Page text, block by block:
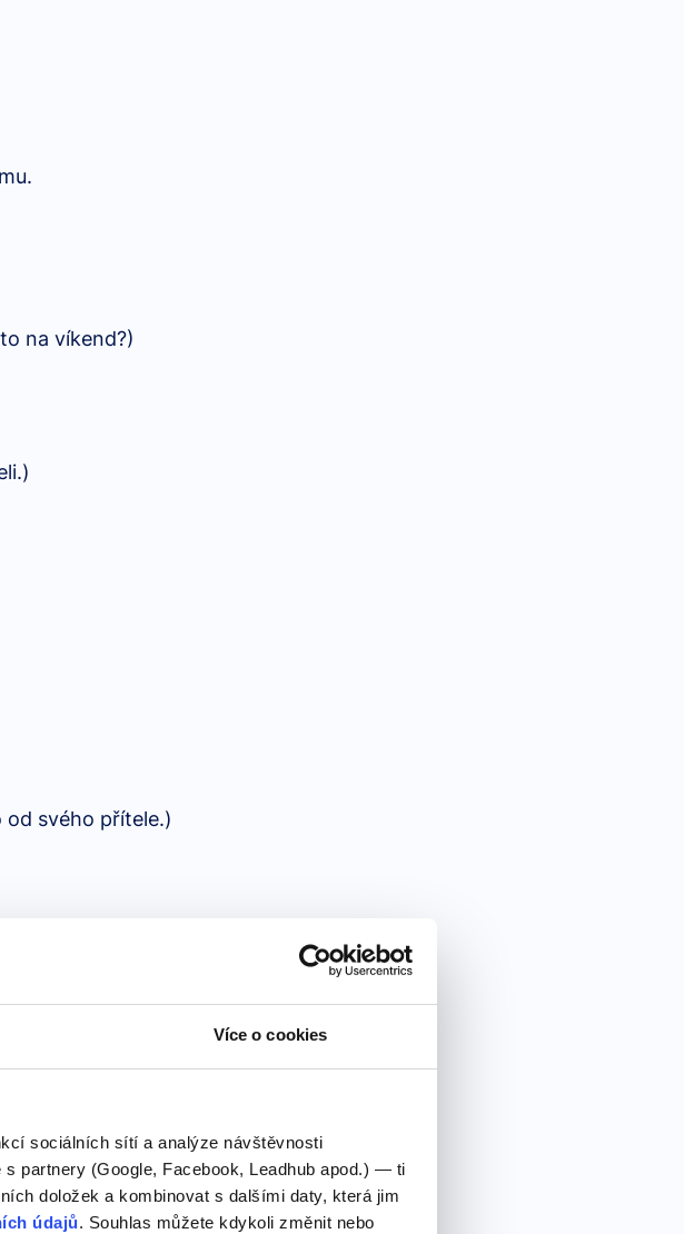
Více o cookies
sociálních sítí a analýze návštěvnosti
partnery (Google, Facebook, Leadhub apod.) — ti
doložek a kombinovat s dalšími daty, která jim
údajů. Souhlas můžete kdykoli změnit nebo
na víkend?)
od svého přítele.)